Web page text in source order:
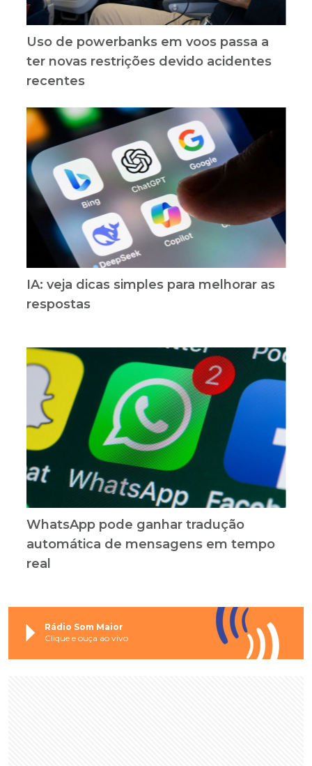
Uso de powerbanks em voos passa a
ter novas restrições devido acidentes
recentes
IA: veja dicas simples para melhorar as
respostas
WhatsApp pode ganhar tradução
automática de mensagens em tempo
real
Rádio Som Maior
Clique e ouça ao vivo